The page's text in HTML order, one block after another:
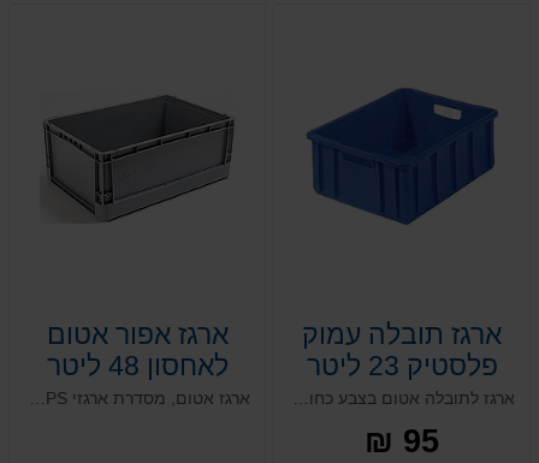
ארגז תובלה עמוק
פלסטיק 23 ליטר
ארגז לתובלה אטום בצבע כחול, מסדרת ארגזי PS תעשייתיים. ארגזי תובלה מפלסטיק קשיח עם קירות אטומים. ארגזי פלסטיק לתעשייה ומפעלים עם ידיות נשיאה נוחות. מותאם גם לתעשיית המזון. ללא אפשרות למכסה תואם.
95 ₪
ארגז אפור אטום
לאחסון 48 ליטר
ארגז אטום, מסדרת ארגזי PS. פתרון שקט במיוחד, מותאם לעבודה במערכים אוטומטיים בעלת תחתית כפולה מחוזקת המתאימה לעומסים כבדים במיוחד. אפשרות להוספת חוצצים מובנים או בהרכבה עצמית.